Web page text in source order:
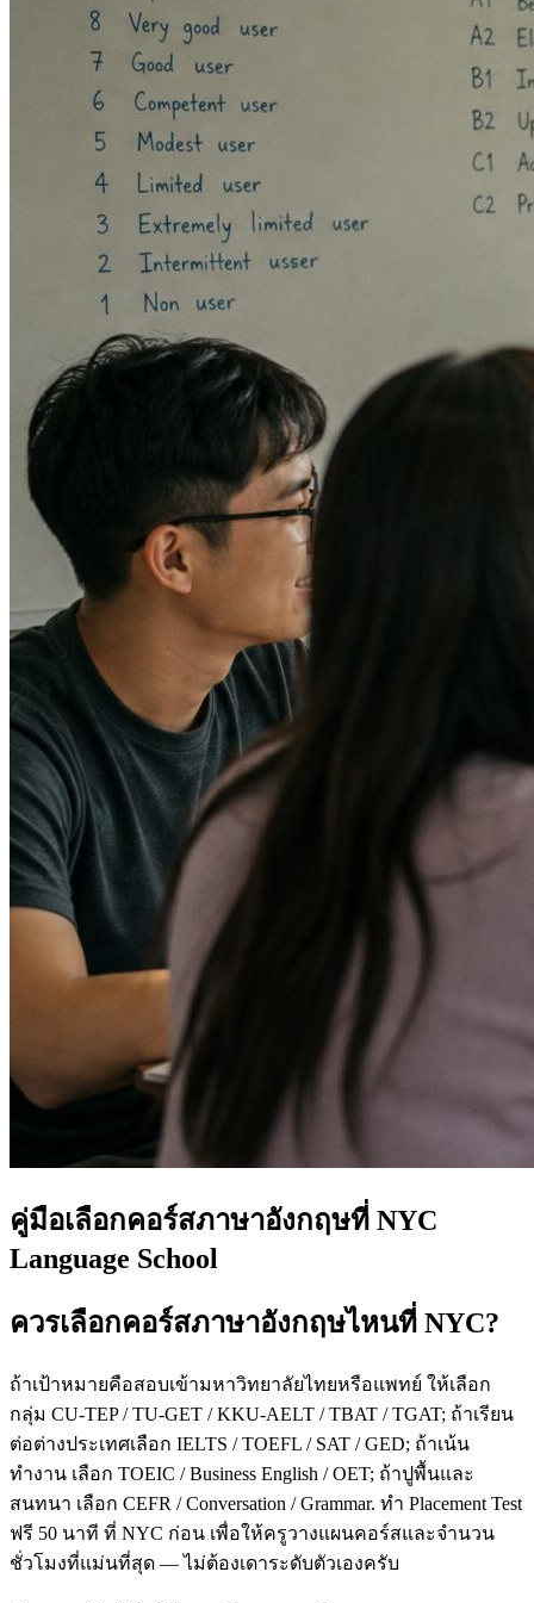
คู่มือเลือกคอร์สภาษาอังกฤษที่ NYC
Language School
ควรเลือกคอร์สภาษาอังกฤษไหนที่ NYC?
ถ้าเป้าหมายคือสอบเข้ามหาวิทยาลัยไทยหรือแพทย์ ให้เลือก
กลุ่ม CU-TEP / TU-GET / KKU-AELT / TBAT / TGAT; ถ้าเรียน
ต่อต่างประเทศเลือก IELTS / TOEFL / SAT / GED; ถ้าเน้น
ทำงาน เลือก TOEIC / Business English / OET; ถ้าปูพื้นและ
สนทนา เลือก CEFR / Conversation / Grammar. ทำ Placement Test
ฟรี 50 นาที ที่ NYC ก่อน เพื่อให้ครูวางแผนคอร์สและจำนวน
ชั่วโมงที่แม่นที่สุด — ไม่ต้องเดาระดับตัวเองครับ